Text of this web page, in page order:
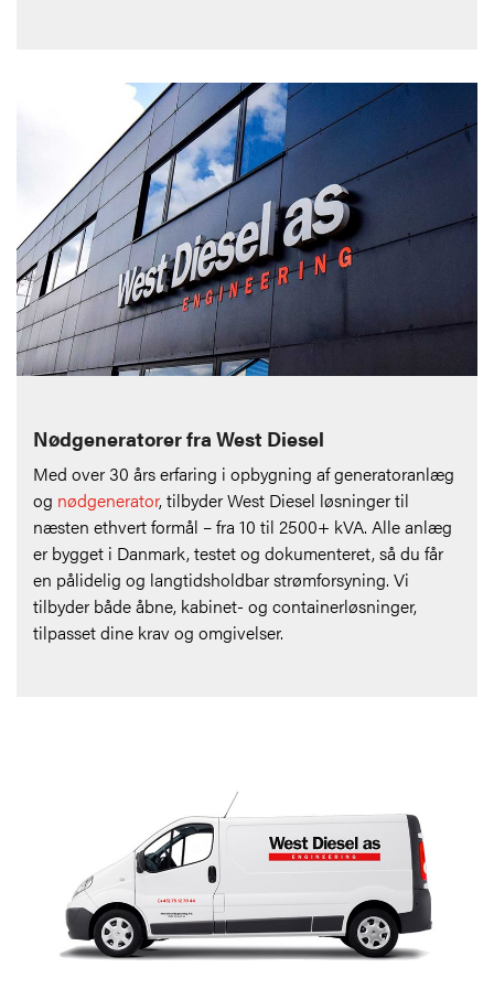
Nødgeneratorer fra West Diesel
Med over 30 års erfaring i opbygning af generatoranlæg
og nødgenerator, tilbyder West Diesel løsninger til
næsten ethvert formål – fra 10 til 2500+ kVA. Alle anlæg
er bygget i Danmark, testet og dokumenteret, så du får
en pålidelig og langtidsholdbar strømforsyning. Vi
tilbyder både åbne, kabinet- og containerløsninger,
tilpasset dine krav og omgivelser.